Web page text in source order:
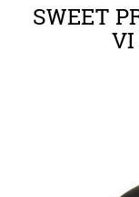
SWEET
VI